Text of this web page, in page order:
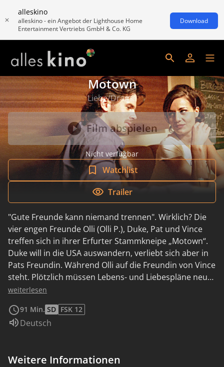
alleskino
alleskino - ein Angebot der Lighthouse Home
Entertainment Vertriebs GmbH & Co. KG
Download
Motown
Liebe/Drama
Film abspielen
Nicht verfügbar
Watchlist
Trailer
"Gute Freunde kann niemand trennen". Wirklich? Die
vier engen Freunde Olli (Olli P.), Duke, Pat und Vince
treffen sich in ihrer Erfurter Stammkneipe „Motown“.
Duke will in die USA auswandern, verliebt sich aber in
Pats Freundin. Während Olli auf die Freundin von Vince
steht. Plötzlich müssen Lebens- und Liebespläne neu
überdacht werden. Ihre Freundschaft wird auf eine
weiterlesen
91 Min. SD FSK 12
Sprache:
Deutsch
Weitere Informationen